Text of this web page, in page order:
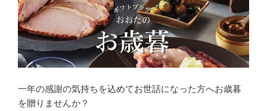
一年の感謝の気持ちを込めてお世話になった方へお歳暮
を贈りませんか？